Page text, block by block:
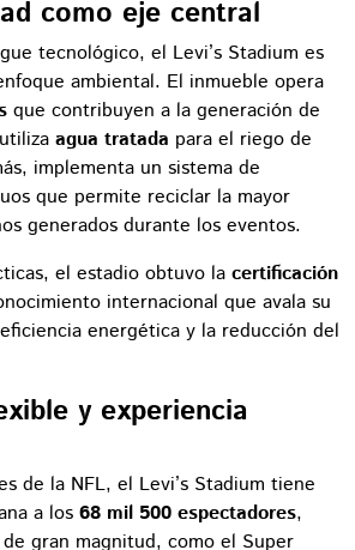
como eje central
tecnológico, el Levi’s Stadium es
ambiental. El inmueble opera
que contribuyen a la generación de
agua tratada para el riego de
implementa un sistema de
que permite reciclar la mayor
generados durante los eventos.
el estadio obtuvo la certificación
internacional que avala su
energética y la reducción del
y experiencia
de la NFL, el Levi’s Stadium tiene
a los 68 mil 500 espectadores,
gran magnitud, como el Super